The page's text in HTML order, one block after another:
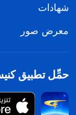
شهادات
معرض صور
حمِّل تطبيق